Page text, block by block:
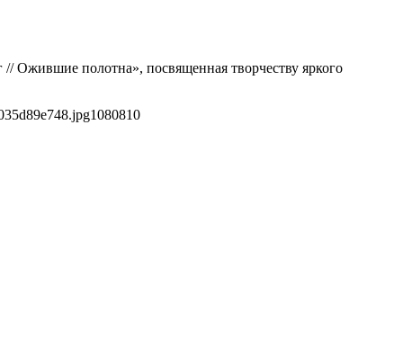
Ожившие полотна», посвященная творчеству яркого
1080810